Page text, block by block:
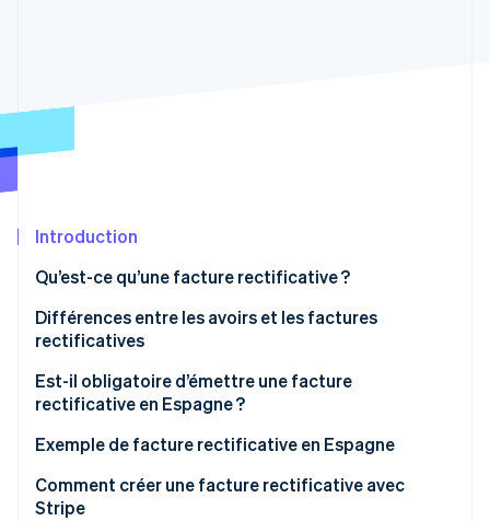
Climate
Vérification de l'identité
Découvrez comment Stripe construit l’infrastructure
Regarder la vidéo
Introduction
Qu’est-ce qu’une facture rectificative ?
Différences entre les avoirs et les factures
rectificatives
Est-il obligatoire d’émettre une facture
rectificative en Espagne ?
Exemple de facture rectificative en Espagne
Comment créer une facture rectificative avec
Stripe